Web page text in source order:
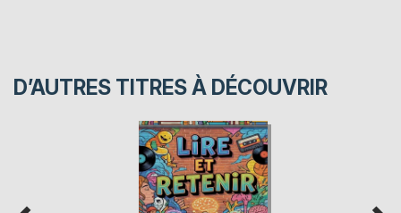
D’AUTRES TITRES À DÉCOUVRIR